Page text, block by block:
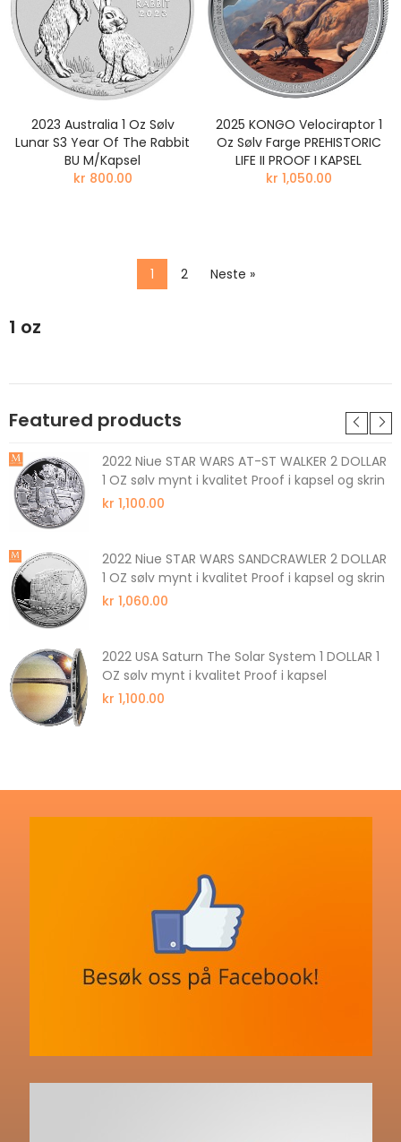
2023 Australia 1 Oz Sølv
Lunar S3 Year Of The Rabbit
BU M/Kapsel
kr 800.00
2025 KONGO Velociraptor 1
Oz Sølv Farge PREHISTORIC
LIFE II PROOF I KAPSEL
kr 1,050.00
1 2 Neste »
1 oz
Featured products
2022 Niue STAR WARS AT-ST WALKER 2 DOLLAR
1 OZ sølv mynt i kvalitet Proof i kapsel og skrin
kr 1,100.00
2022 Niue STAR WARS SANDCRAWLER 2 DOLLAR
1 OZ sølv mynt i kvalitet Proof i kapsel og skrin
kr 1,060.00
2022 USA Saturn The Solar System 1 DOLLAR 1
OZ sølv mynt i kvalitet Proof i kapsel
kr 1,100.00